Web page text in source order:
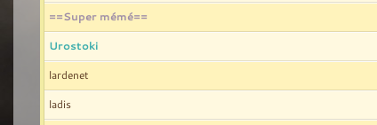
==Super mémé==
Urostoki
lardenet
ladis